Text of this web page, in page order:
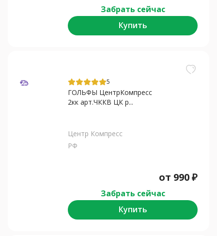
Забрать сейчас
Купить
5
ГОЛЬФЫ ЦентрКомпресс
2кк арт.ЧККВ ЦК р...
Центр Компресс
РФ
от 990₽
Забрать сейчас
Купить